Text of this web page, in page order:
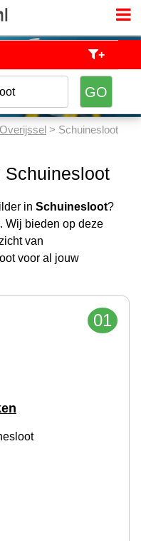
+
Overijssel > Schuinesloot
Schuinesloot
in Schuinesloot?
Wij bieden op deze
van
voor al jouw
01